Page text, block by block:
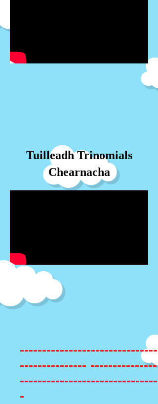
Tuilleadh Trinomials
Chearnacha
-------------------------------
--------------- ---------------
-------------------------------
-